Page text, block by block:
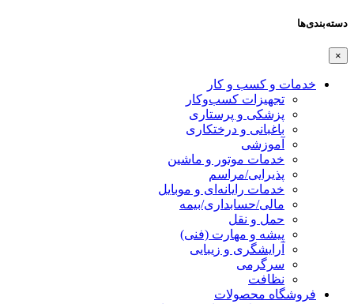
دسته‌بندی‌ها
×
خدمات و کسب و کار
تجهیزات کسب‌وکار
پزشکی و پرستاری
باغبانی و درختکاری
آموزشی
خدمات موتور و ماشین
پذیرایی/مراسم
خدمات رایانه‌ای و موبایل
مالی/حسابداری/بیمه
حمل و نقل
پیشه و مهارت (فنی)
آرایشگری و زیبایی
سرگرمی
نظافت
فروشگاه محصولات